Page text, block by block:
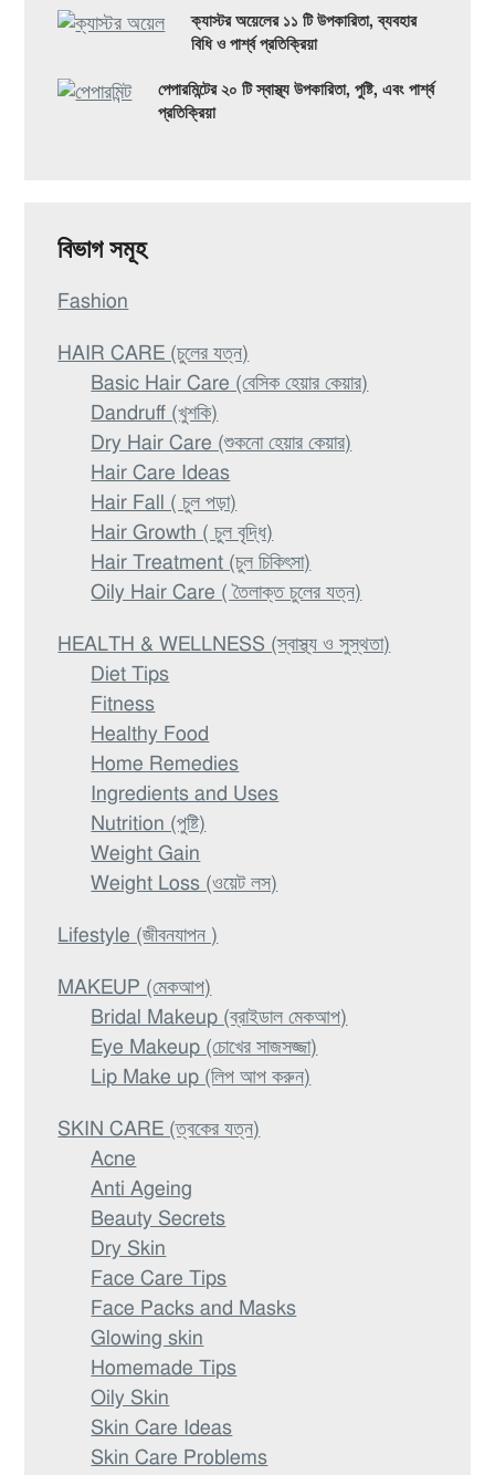
ক্যাস্টর অয়েলের ১১ টি উপকারিতা, ব্যবহার
বিধি ও পার্শ্ব প্রতিক্রিয়া
পেপারমিন্টের ২০ টি স্বাস্থ্য উপকারিতা, পুষ্টি, এবং পার্শ্ব
প্রতিক্রিয়া
বিভাগ সমূহ
Fashion
HAIR CARE (চুলের যত্ন)
Basic Hair Care (বেসিক হেয়ার কেয়ার)
Dandruff (খুশকি)
Dry Hair Care (শুকনো হেয়ার কেয়ার)
Hair Care Ideas
Hair Fall ( চুল পড়া)
Hair Growth ( চুল বৃদ্ধি)
Hair Treatment (চুল চিকিৎসা)
Oily Hair Care ( তৈলাক্ত চুলের যত্ন)
HEALTH & WELLNESS (স্বাস্থ্য ও সুস্থতা)
Diet Tips
Fitness
Healthy Food
Home Remedies
Ingredients and Uses
Nutrition (পুষ্টি)
Weight Gain
Weight Loss (ওয়েট লস)
Lifestyle (জীবনযাপন )
MAKEUP (মেকআপ)
Bridal Makeup (ব্রাইডাল মেকআপ)
Eye Makeup (চোখের সাজসজ্জা)
Lip Make up (লিপ আপ করুন)
SKIN CARE (ত্বকের যত্ন)
Acne
Anti Ageing
Beauty Secrets
Dry Skin
Face Care Tips
Face Packs and Masks
Glowing skin
Homemade Tips
Oily Skin
Skin Care Ideas
Skin Care Problems